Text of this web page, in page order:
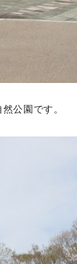
公園です。